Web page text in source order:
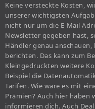
Keine versteckte Kosten,
unserer wichtigsten
nicht nur um die E-Mail
Newsletter gegeben hast,
Händler genau
berichten. Das kann zum
Kleingedruckten weitere
Beispiel die
Tarifen. Wie wäre es mit
Prämien? Auch hier haben
informieren dich. Auch